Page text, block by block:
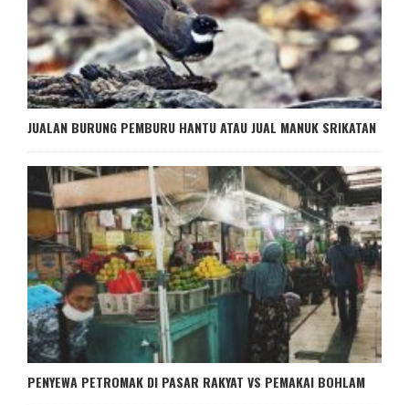
JUALAN BURUNG PEMBURU HANTU ATAU JUAL MANUK SRIKATAN
PENYEWA PETROMAK DI PASAR RAKYAT VS PEMAKAI BOHLAM